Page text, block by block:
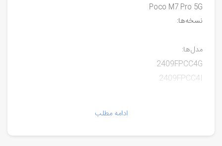
Poco M7 Pro 5G
نسخه‌ها:
مدل‌ها:
2409FPCC4G
2409FPCC4I
ادامه مطلب